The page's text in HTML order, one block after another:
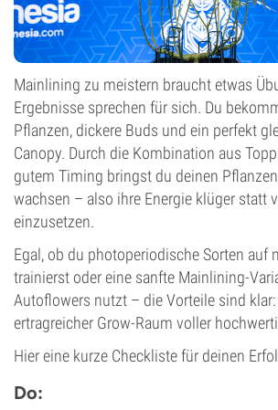
Mainlining zu meistern braucht etwas
Ergebnisse sprechen für sich. Du
Pflanzen, dickere Buds und ein perfekt
Canopy. Durch die Kombination aus
gutem Timing bringst du deinen
wachsen – also ihre Energie klüger statt
einzusetzen.
Egal, ob du photoperiodische Sorten auf
trainierst oder eine sanfte Mainlining-
Autoflowers nutzt – die Vorteile sind
ertragreicher Grow-Raum voller
Hier eine kurze Checkliste für deinen
Do: